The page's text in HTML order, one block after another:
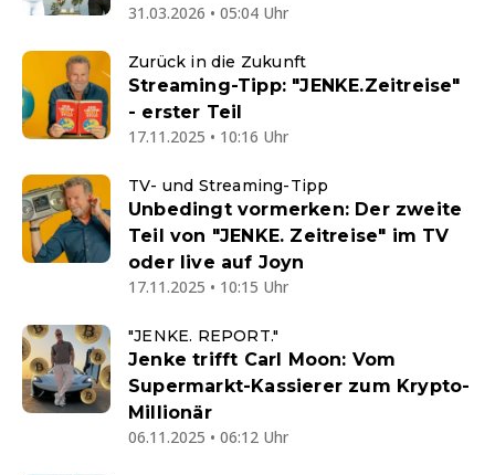
31.03.2026 • 05:04 Uhr
Zurück in die Zukunft
Streaming-Tipp: "JENKE.Zeitreise"
- erster Teil
17.11.2025 • 10:16 Uhr
TV- und Streaming-Tipp
Unbedingt vormerken: Der zweite
Teil von "JENKE. Zeitreise" im TV
oder live auf Joyn
17.11.2025 • 10:15 Uhr
"JENKE. REPORT."
Jenke trifft Carl Moon: Vom
Supermarkt-Kassierer zum Krypto-
Millionär
06.11.2025 • 06:12 Uhr